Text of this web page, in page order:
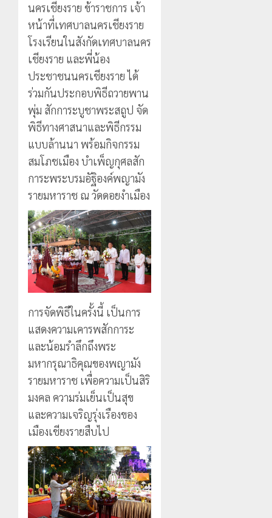
นครเชียงราย ข้าราชการ เจ้า
หน้าที่เทศบาลนครเชียงราย
โรงเรียนในสังกัดเทศบาลนคร
เชียงราย และพี่น้อง
ประชาชนนครเชียงราย ได้
ร่วมกันประกอบพิธีถวายพาน
พุ่ม สักการะบูชาพระสถูป จัด
พิธีทางศาสนาและพิธีกรรม
แบบล้านนา พร้อมกิจกรรม
สมโภชเมือง บำเพ็ญกุศลสัก
การะพระบรมอัฐิองค์พญามัง
รายมหาราช ณ วัดดอยงำเมือง
การจัดพิธีในครั้งนี้ เป็นการ
แสดงความเคารพสักการะ
และน้อมรำลึกถึงพระ
มหากรุณาธิคุณของพญามัง
รายมหาราช เพื่อความเป็นสิริ
มงคล ความร่มเย็นเป็นสุข
และความเจริญรุ่งเรืองของ
เมืองเชียงรายสืบไป